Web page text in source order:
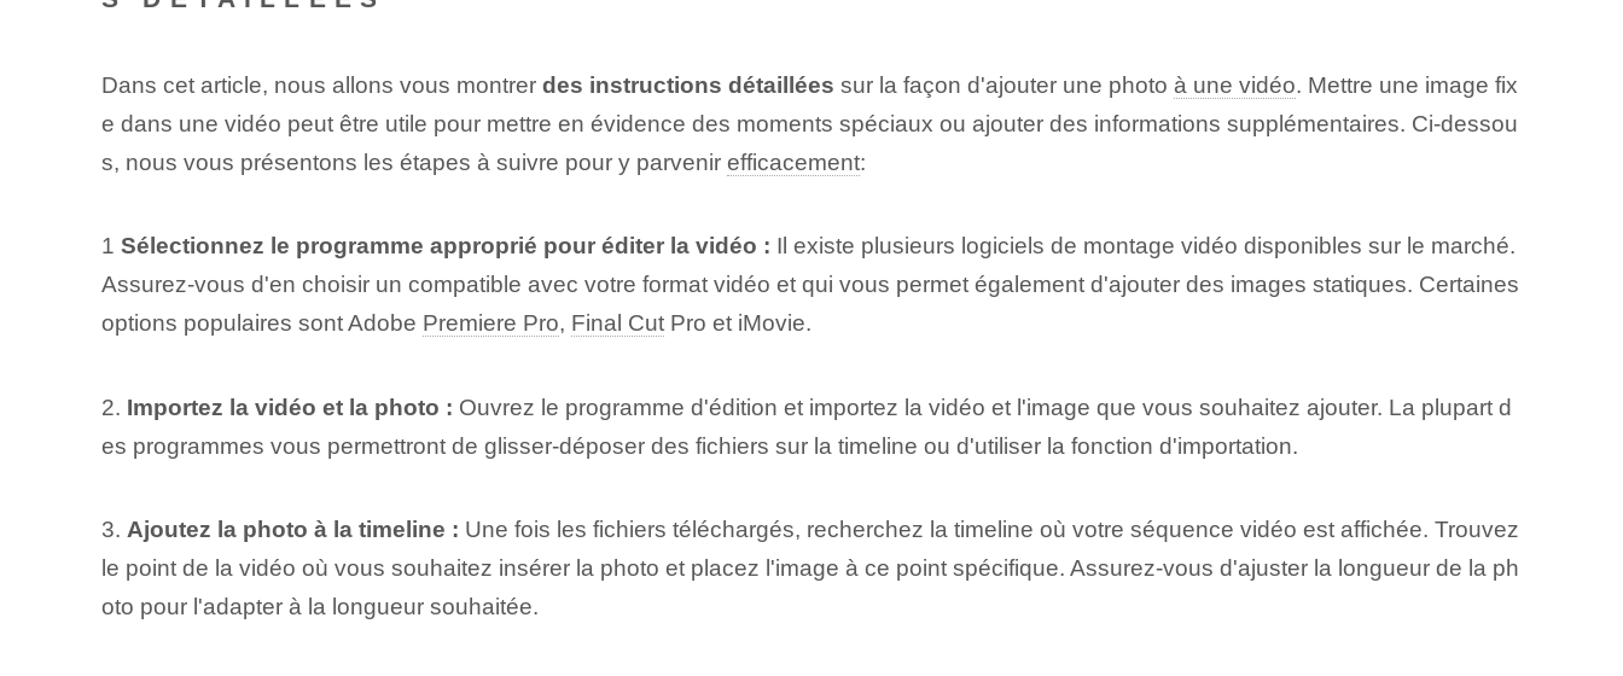
Dans cet article, nous allons vous montrer des instructions détaillées sur la façon d'ajouter‌ une photo à une vidéo.‍ Mettre une image fix
e dans une vidéo ⁤peut être utile pour mettre en évidence des moments spéciaux⁣ ou ajouter des informations supplémentaires. Ci-dessou
s, nous vous présentons les étapes à suivre pour y parvenir efficacement:
1 Sélectionnez le programme approprié pour éditer la vidéo : Il existe plusieurs logiciels de montage vidéo disponibles sur le marché.
Assurez-vous d'en choisir un‌ compatible avec votre format vidéo et qui vous permet également d'ajouter des images statiques. Certaines
options populaires sont Adobe Premiere Pro, Final CutPro et iMovie.
2. Importez la vidéo et la photo : Ouvrez le programme d'édition et importez la vidéo et l'image que vous souhaitez ajouter. La plupart d
es programmes vous permettront de glisser-déposer des fichiers sur la timeline ou d'utiliser la fonction d'importation.
3. Ajoutez la photo à la timeline : Une fois les fichiers téléchargés, recherchez la timeline où votre séquence vidéo est affichée. Trouvez
le point de la vidéo où vous souhaitez insérer la photo et placez l'image à ce point spécifique. Assurez-vous d'ajuster la longueur de la ph
oto pour l'adapter à la longueur souhaitée.